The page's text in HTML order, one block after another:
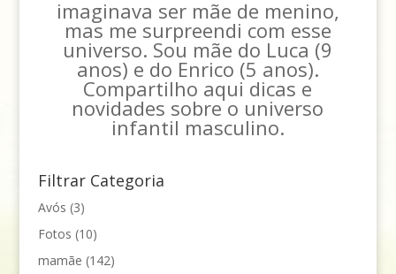
imaginava ser mãe de menino,
mas me surpreendi com esse
universo. Sou mãe do Luca (9
anos) e do Enrico (5 anos).
Compartilho aqui dicas e
novidades sobre o universo
infantil masculino.
Filtrar Categoria
Avós (3)
Fotos (10)
mamãe (142)